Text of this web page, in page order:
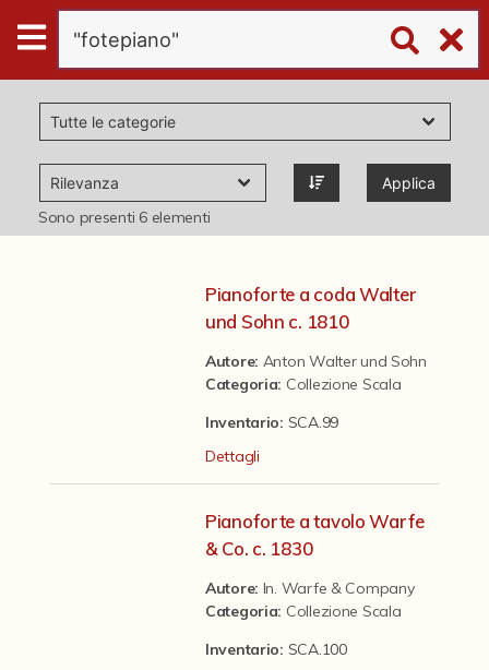
Digital
Humanities
Donazioni
Pubblicazioni
Il progetto Digital Humanities
Contattaci
Applica
Sono presenti 6elementi
Pianoforte a coda Walter
und Sohn c. 1810
Autore: Anton Walter und Sohn
Categoria: Collezione Scala
Inventario: SCA.99
Dettagli
Pianoforte a tavolo Warfe
& Co. c. 1830
Autore: In. Warfe & Company
Categoria: Collezione Scala
Inventario: SCA.100